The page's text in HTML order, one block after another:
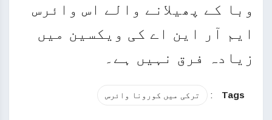
وبا کے پھیلانے والے اس وائرس
ایم آر این اے کی ویکسین میں
زیادہ فرق نہیں ہے۔
Tags
: ترکی میں کورونا وائرس